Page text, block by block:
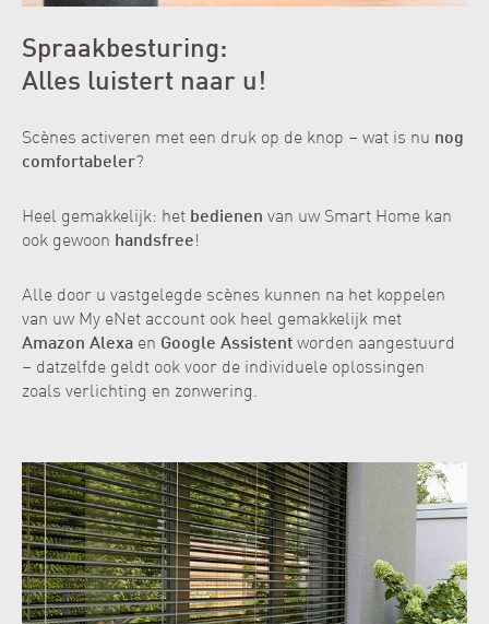
Spraakbesturing:
Alles luistert naar u!
Scènes activeren met een druk op de knop – wat is nu nog
comfortabeler?
Heel gemakkelijk: het bedienen van uw Smart Home kan
ook gewoon handsfree!
Alle door u vastgelegde scènes kunnen na het koppelen
van uw My eNet account ook heel gemakkelijk met
Amazon Alexa en Google Assistent worden aangestuurd
– datzelfde geldt ook voor de individuele oplossingen
zoals verlichting en zonwering.